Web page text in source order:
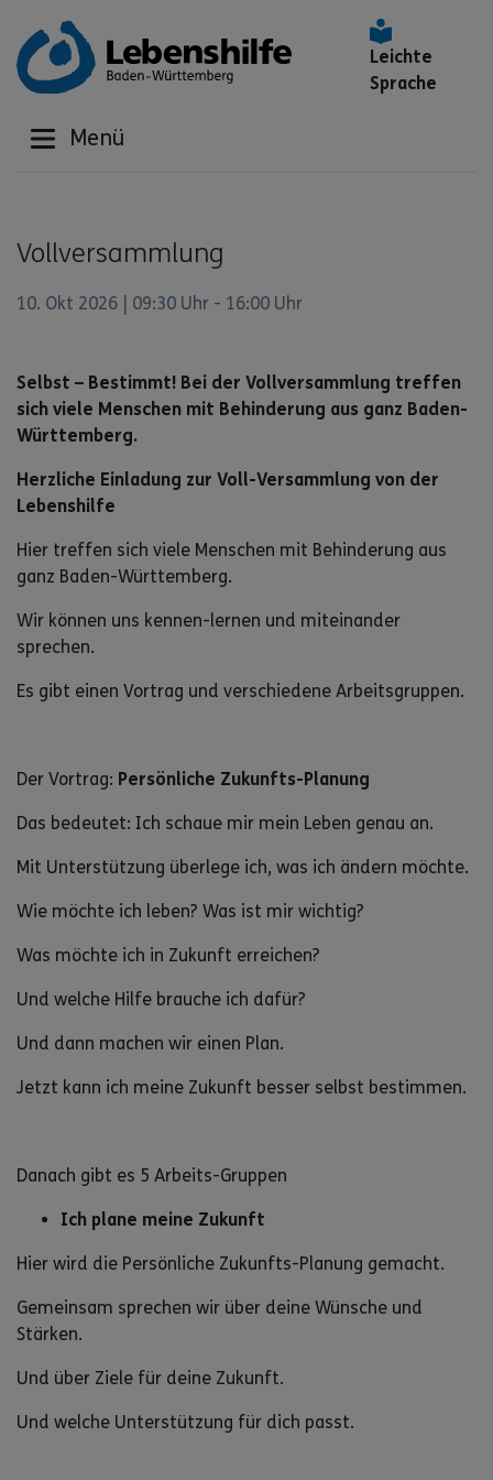
Leichte
Sprache
Menü
Vollversammlung
10. Okt 2026 | 09:30 Uhr - 16:00 Uhr
Selbst – Bestimmt! Bei der Vollversammlung treffen
sich viele Menschen mit Behinderung aus ganz Baden-
Württemberg.
Herzliche Einladung zur Voll-Versammlung von der
Lebenshilfe
Hier treffen sich viele Menschen mit Behinderung aus
ganz Baden-Württemberg.
Wir können uns kennen-lernen und miteinander
sprechen.
Es gibt einen Vortrag und verschiedene Arbeitsgruppen.
Der Vortrag: Persönliche Zukunfts-Planung
Das bedeutet: Ich schaue mir mein Leben genau an.
Mit Unterstützung überlege ich, was ich ändern möchte.
Wie möchte ich leben? Was ist mir wichtig?
Was möchte ich in Zukunft erreichen?
Und welche Hilfe brauche ich dafür?
Und dann machen wir einen Plan.
Jetzt kann ich meine Zukunft besser selbst bestimmen.
Danach gibt es 5 Arbeits-Gruppen
Ich plane meine Zukunft
Hier wird die Persönliche Zukunfts-Planung gemacht.
Gemeinsam sprechen wir über deine Wünsche und
Stärken.
Und über Ziele für deine Zukunft.
Und welche Unterstützung für dich passt.